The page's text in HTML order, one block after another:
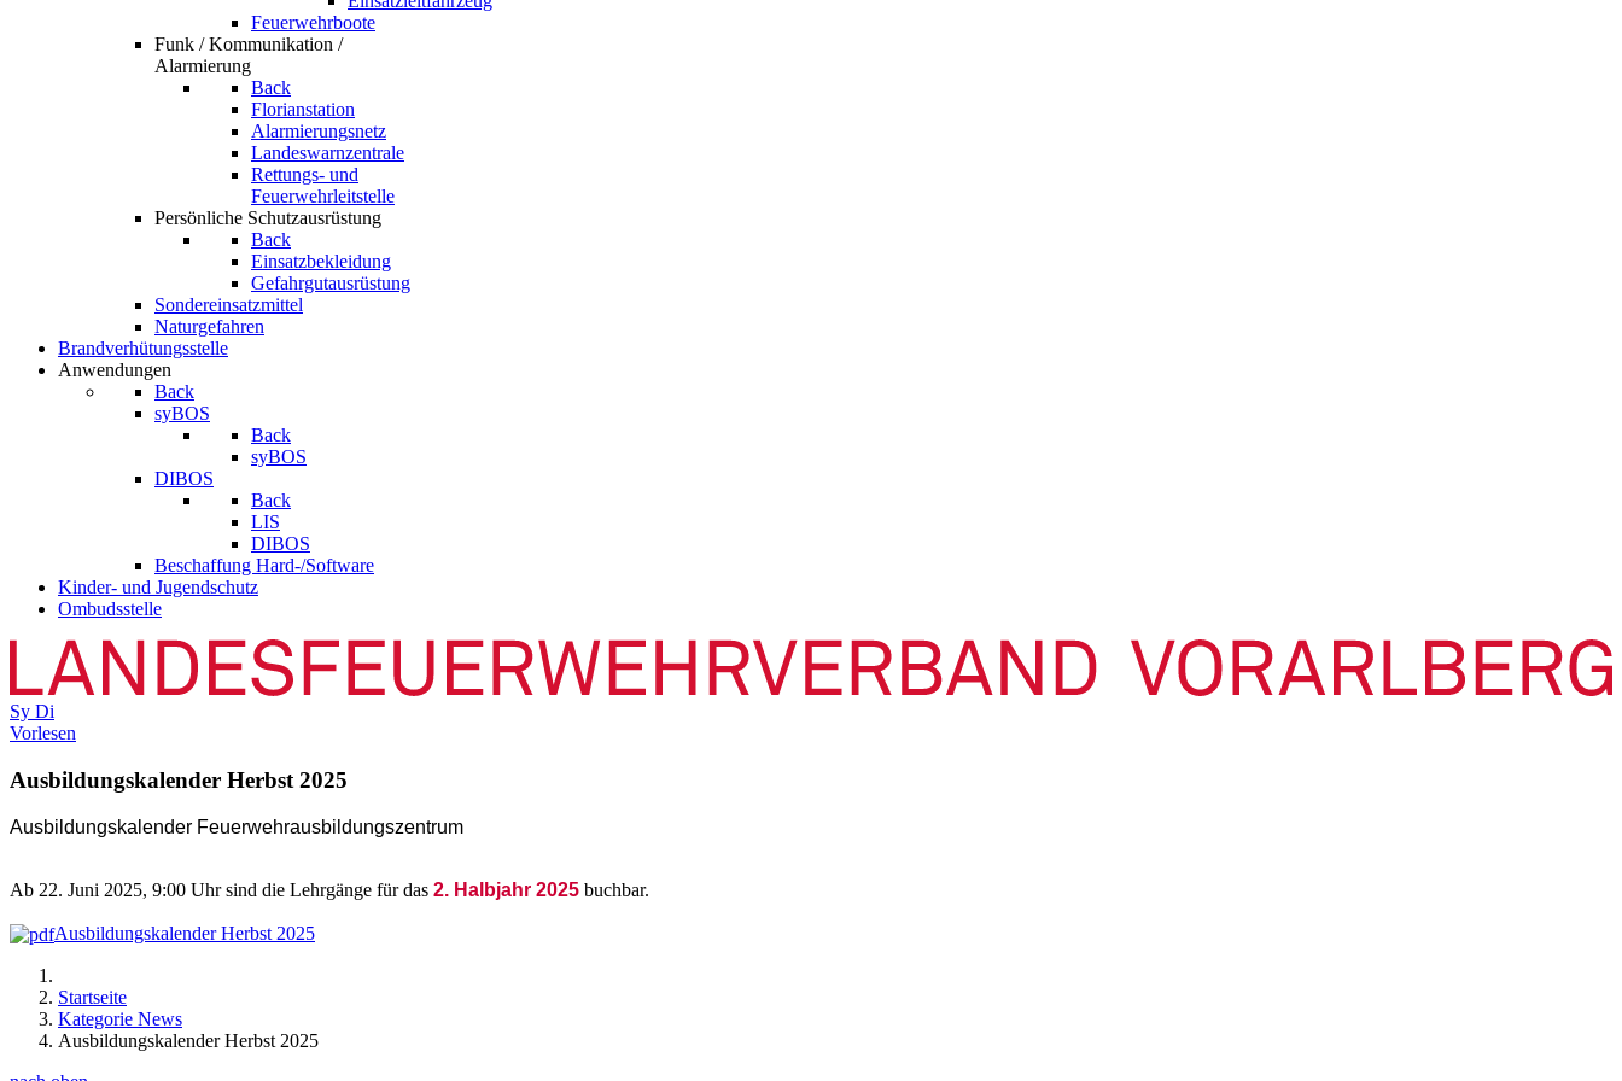
Feuerwehrboote
Funk / Kommunikation /
Alarmierung
Back
Florianstation
Alarmierungsnetz
Landeswarnzentrale
Rettungs- und
Feuerwehrleitstelle
Persönliche Schutzausrüstung
Back
Einsatzbekleidung
Gefahrgutausrüstung
Sondereinsatzmittel
Naturgefahren
Brandverhütungsstelle
Anwendungen
Back
syBOS
Back
syBOS
DIBOS
Back
LIS
DIBOS
Beschaffung Hard-/Software
Kinder- und Jugendschutz
Ombudsstelle
Sy Di
Vorlesen
Ausbildungskalender Herbst 2025
Ausbildungskalender Feuerwehrausbildungszentrum
Ab 22. Juni 2025, 9:00 Uhr sind die Lehrgänge für das 2. Halbjahr 2025 buchbar.
Ausbildungskalender Herbst 2025
Startseite
Kategorie News
Ausbildungskalender Herbst 2025